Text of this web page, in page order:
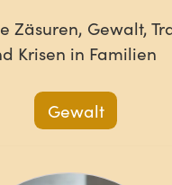
Zäsuren, Gewalt,
Krisen in Familien
Gewalt